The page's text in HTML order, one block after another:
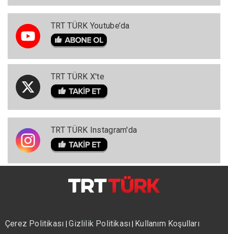
TRT TÜRK Youtube’da
TRT TÜRK X'te
TRT TÜRK Instagram'da
Çerez Politikası|Gizlilik Politikası| Kullanım Koşulları